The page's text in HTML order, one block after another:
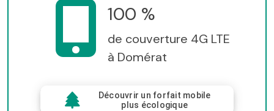
100 %
de couverture 4G LTE
à Domérat
Découvrir un forfait mobile
plus écologique